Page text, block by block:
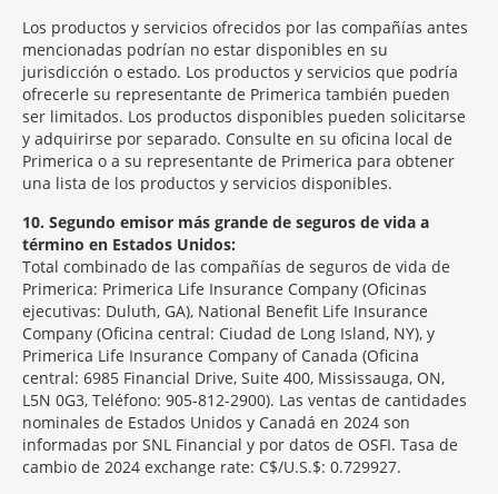
Los productos y servicios ofrecidos por las compañías antes
mencionadas podrían no estar disponibles en su
jurisdicción o estado. Los productos y servicios que podría
ofrecerle su representante de Primerica también pueden
ser limitados. Los productos disponibles pueden solicitarse
y adquirirse por separado. Consulte en su oficina local de
Primerica o a su representante de Primerica para obtener
una lista de los productos y servicios disponibles.
10 Segundo emisor más grande de seguros de vida a
término en Estados Unidos:
Total combinado de las compañías de seguros de vida de
Primerica: Primerica Life Insurance Company (Oficinas
ejecutivas: Duluth, GA), National Benefit Life Insurance
Company (Oficina central: Ciudad de Long Island, NY), y
Primerica Life Insurance Company of Canada (Oficina
central: 6985 Financial Drive, Suite 400, Mississauga, ON,
L5N 0G3, Teléfono: 905-812-2900). Las ventas de cantidades
nominales de Estados Unidos y Canadá en 2024 son
informadas por SNL Financial y por datos de OSFI. Tasa de
cambio de 2024 exchange rate: C$/U.S.$: 0.729927.